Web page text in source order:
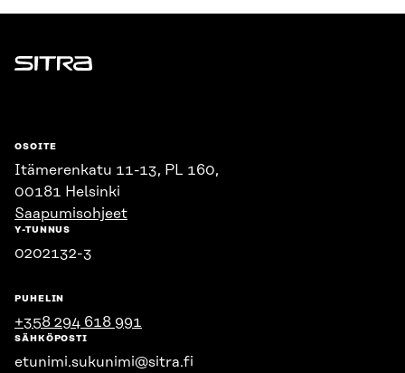
Sitra
OSOITE
Itämerenkatu 11-13, PL 160,
00181 Helsinki
Saapumisohjeet
Y-TUNNUS
0202132-3
PUHELIN
+358 294 618 991
SÄHKÖPOSTI
etunimi.sukunimi@sitra.fi